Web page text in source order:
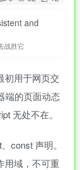
and
战胜它
初用于网页交
端的页面动态
无处不在。
const 声明。
用域，不可重